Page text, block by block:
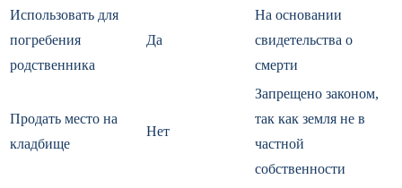
Использовать для
погребения
родственника
Да
На основании
свидетельства о
смерти
Продать место на
кладбище
Нет
Запрещено законом,
так как земля не в
частной
собственности